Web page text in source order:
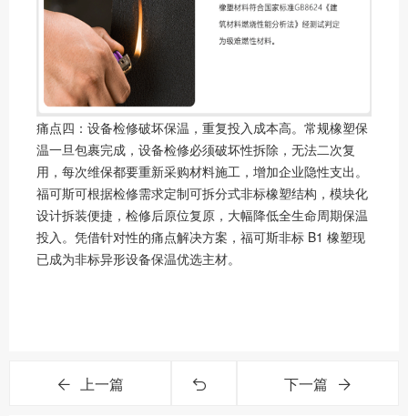
痛点四：设备检修破坏保温，重复投入成本高。常规橡塑保
温一旦包裹完成，设备检修必须破坏性拆除，无法二次复
用，每次维保都要重新采购材料施工，增加企业隐性支出。
福可斯可根据检修需求定制可拆分式非标橡塑结构，模块化
设计拆装便捷，检修后原位复原，大幅降低全生命周期保温
投入。凭借针对性的痛点解决方案，福可斯非标 B1 橡塑现
已成为非标异形设备保温优选主材。
上一篇 下一篇